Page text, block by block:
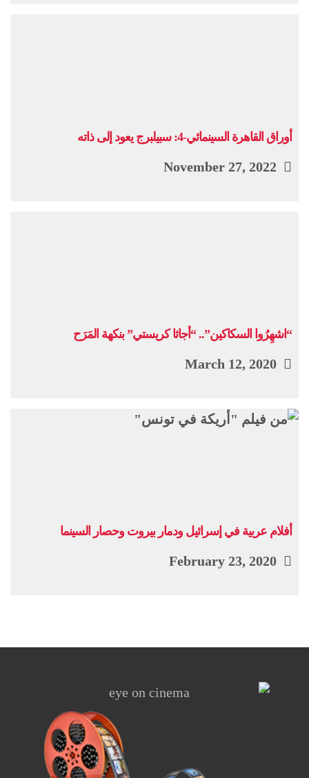
أوراق القاهرة السينمائي-4: سبيلبرج يعود إلى ذاته
“اشهِرُوا السكاكين”.. “أجاثا كريستي” بنكهة المَرَح
أفلام عربية في إسرائيل ودمار بيروت وحصار السينما